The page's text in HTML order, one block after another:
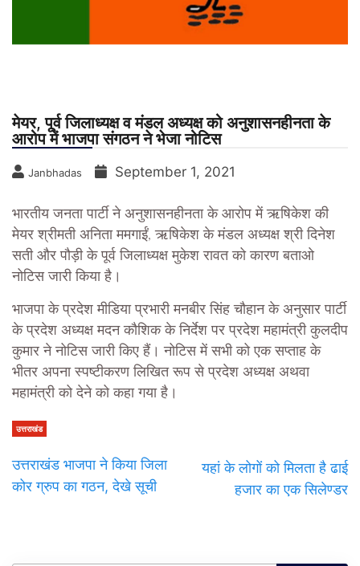
मेयर, पूर्व जिलाध्यक्ष व मंडल अध्यक्ष को अनुशासनहीनता के
आरोप में भाजपा संगठन ने भेजा नोटिस
Janbhadas September 1, 2021
भारतीय जनता पार्टी ने अनुशासनहीनता के आरोप में ऋषिकेश की
मेयर श्रीमती अनिता ममगाईं, ऋषिकेश के मंडल अध्यक्ष श्री दिनेश
सती और पौड़ी के पूर्व जिलाध्यक्ष मुकेश रावत को कारण बताओ
नोटिस जारी किया है।
भाजपा के प्रदेश मीडिया प्रभारी मनबीर सिंह चौहान के अनुसार पार्टी
के प्रदेश अध्यक्ष मदन कौशिक के निर्देश पर प्रदेश महामंत्री कुलदीप
कुमार ने नोटिस जारी किए हैं। नोटिस में सभी को एक सप्ताह के
भीतर अपना स्पष्टीकरण लिखित रूप से प्रदेश अध्यक्ष अथवा
महामंत्री को देने को कहा गया है।
उत्तराखंड
उत्तराखंड भाजपा ने किया जिला
कोर ग्रुप का गठन, देखे सूची
यहां के लोगों को मिलता है ढाई
हजार का एक सिलेण्डर